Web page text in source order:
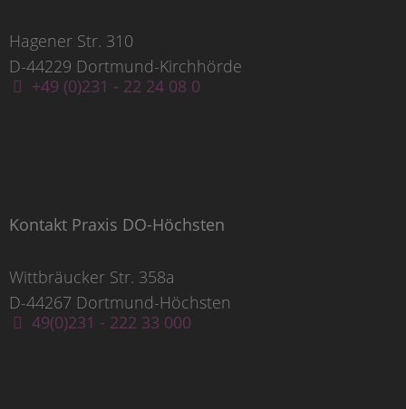
Hagener Str. 310
D-44229 Dortmund-Kirchhörde
+49 (0)231 - 22 24 08 0
Kontakt Praxis DO-Höchsten
Wittbräucker Str. 358a
D-44267 Dortmund-Höchsten
49(0)231 - 222 33 000